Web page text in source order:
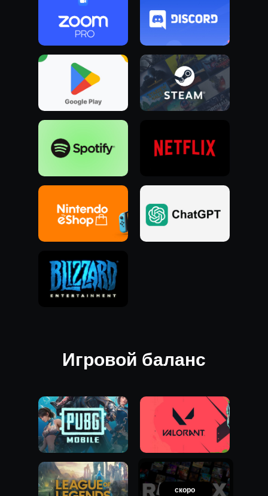
Игровой баланс
скоро